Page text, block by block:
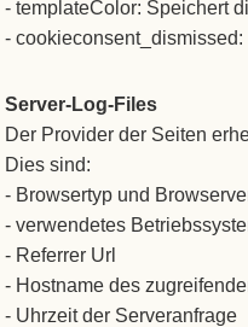
- templateColor: Speichert
-
Server-Log-Files
Der Provider der Seiten
Dies sind:
- Browsertyp und
- verwendetes
- Referrer Url
- Hostname des
- Uhrzeit der Serveranfrage